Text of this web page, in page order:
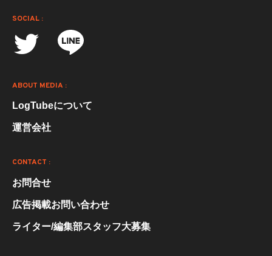
SOCIAL :
ABOUT MEDIA :
LogTubeについて
運営会社
CONTACT :
お問合せ
広告掲載お問い合わせ
ライター/編集部スタッフ大募集